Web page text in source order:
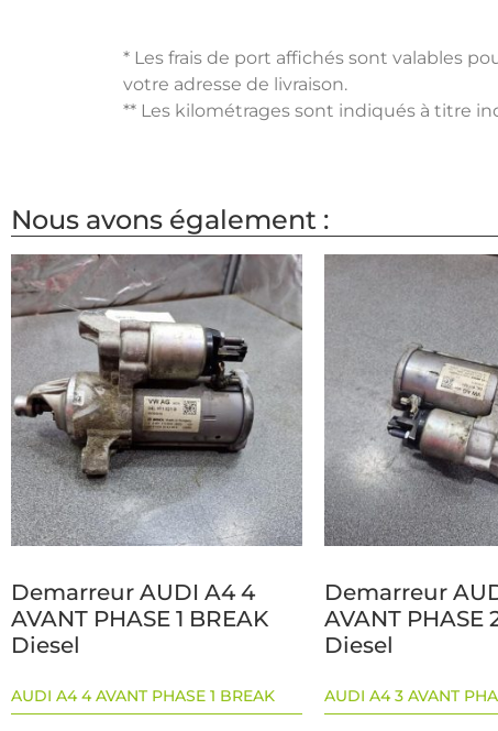
* Les frais de port affichés sont valables
votre adresse de livraison.
** Les kilométrages sont indiqués à titre
Nous avons également :
Demarreur AUDI A4 4
AVANT PHASE 1 BREAK
Diesel
AUDI A4 4 AVANT PHASE 1 BREAK
Demarreur
AVANT PHASE
Diesel
AUDI A4 3 AVANT